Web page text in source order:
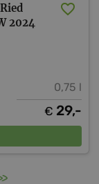
2024
0,75 l
€ 29,-